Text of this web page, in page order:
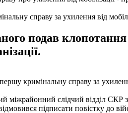
справу за ухилення від
подав
кримінальну справу за
міжрайонний слідчий відділ
підписати повістку до